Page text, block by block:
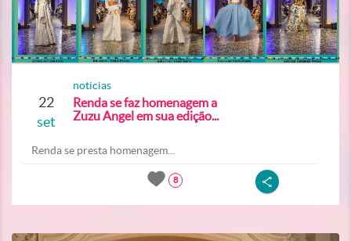
22
set
noticias
Renda se faz homenagem a
Zuzu Angel em sua edição...
Renda se presta homenagem...
8